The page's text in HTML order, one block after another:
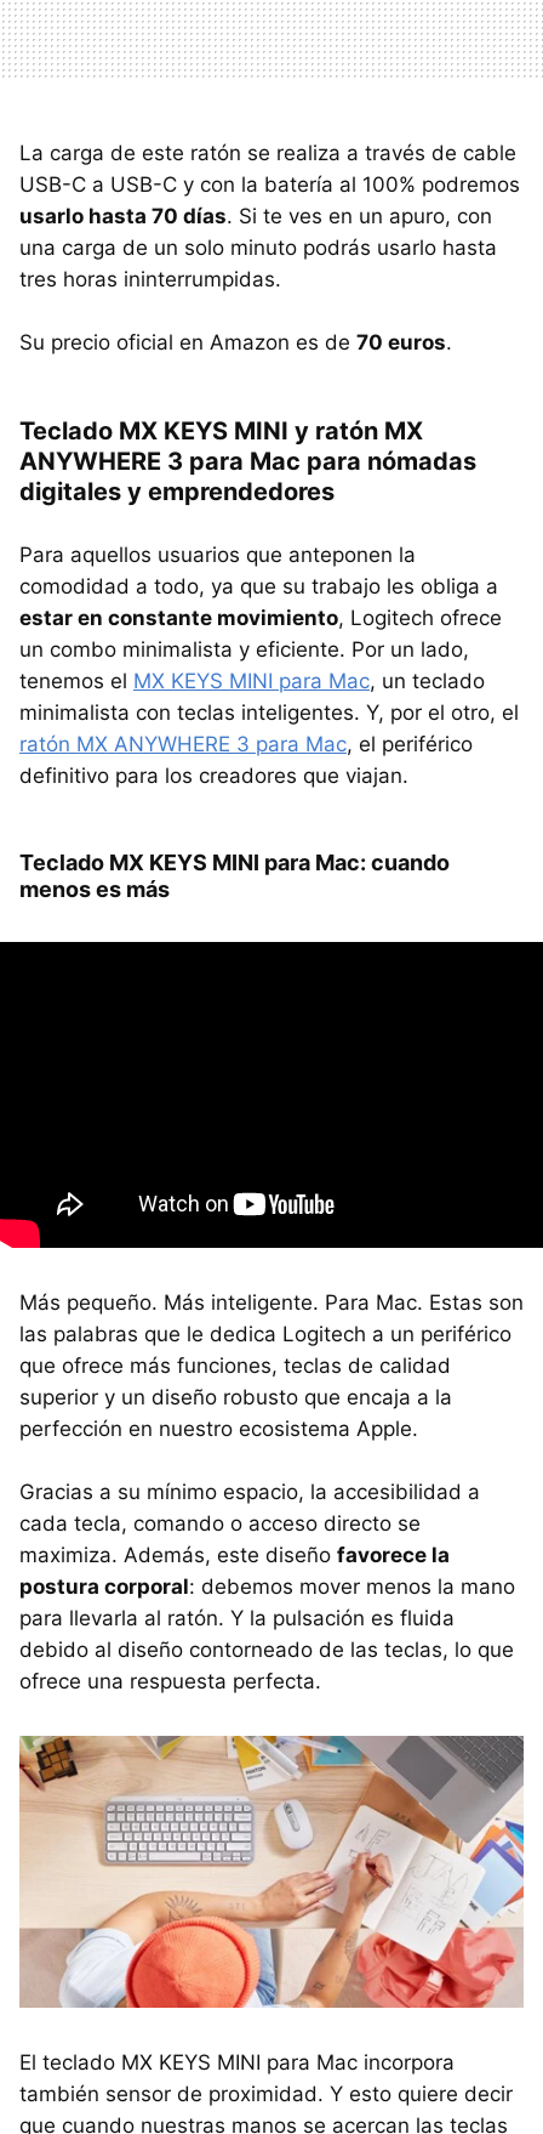
La carga de este ratón se realiza a través de cable
USB-C a USB-C y con la batería al 100% podremos
usarlo hasta 70 días. Si te ves en un apuro, con
una carga de un solo minuto podrás usarlo hasta
tres horas ininterrumpidas.
Su precio oficial en Amazon es de 70 euros.
Teclado MX KEYS MINI y ratón MX
ANYWHERE 3 para Mac para nómadas
digitales y emprendedores
Para aquellos usuarios que anteponen la
comodidad a todo, ya que su trabajo les obliga a
estar en constante movimiento, Logitech ofrece
un combo minimalista y eficiente. Por un lado,
tenemos el MX KEYS MINI para Mac, un teclado
minimalista con teclas inteligentes. Y, por el otro, el
ratón MX ANYWHERE 3 para Mac, el periférico
definitivo para los creadores que viajan.
Teclado MX KEYS MINI para Mac: cuando
menos es más
Más pequeño. Más inteligente. Para Mac. Estas son
las palabras que le dedica Logitech a un periférico
que ofrece más funciones, teclas de calidad
superior y un diseño robusto que encaja a la
perfección en nuestro ecosistema Apple.
Gracias a su mínimo espacio, la accesibilidad a
cada tecla, comando o acceso directo se
maximiza. Además, este diseño favorece la
postura corporal: debemos mover menos la mano
para llevarla al ratón. Y la pulsación es fluida
debido al diseño contorneado de las teclas, lo que
ofrece una respuesta perfecta.
El teclado MX KEYS MINI para Mac incorpora
también sensor de proximidad. Y esto quiere decir
que cuando nuestras manos se acercan las teclas